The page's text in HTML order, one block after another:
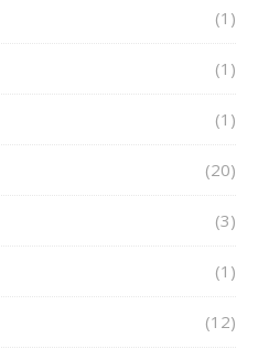
(1)
(1)
(1)
(20)
(3)
(1)
(12)